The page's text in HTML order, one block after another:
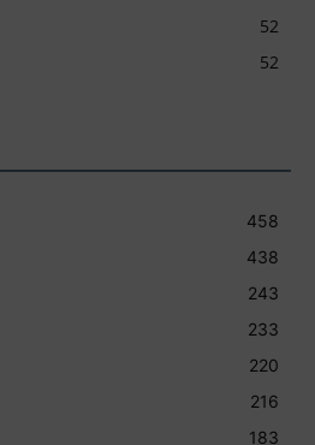
52
52
458
438
243
233
220
216
183